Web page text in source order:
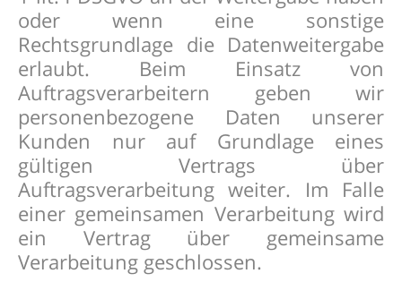
oder wenn eine sonstige
Rechtsgrundlage die Datenweitergabe
erlaubt. Beim Einsatz von
Auftragsverarbeitern geben wir
personenbezogene Daten unserer
Kunden nur auf Grundlage eines
gültigen Vertrags über
Auftragsverarbeitung weiter. Im Falle
einer gemeinsamen Verarbeitung wird
ein Vertrag über gemeinsame
Verarbeitung geschlossen.